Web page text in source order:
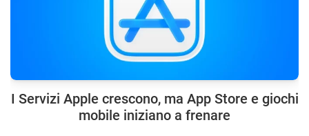
I Servizi Apple crescono, ma App Store e giochi
mobile iniziano a frenare